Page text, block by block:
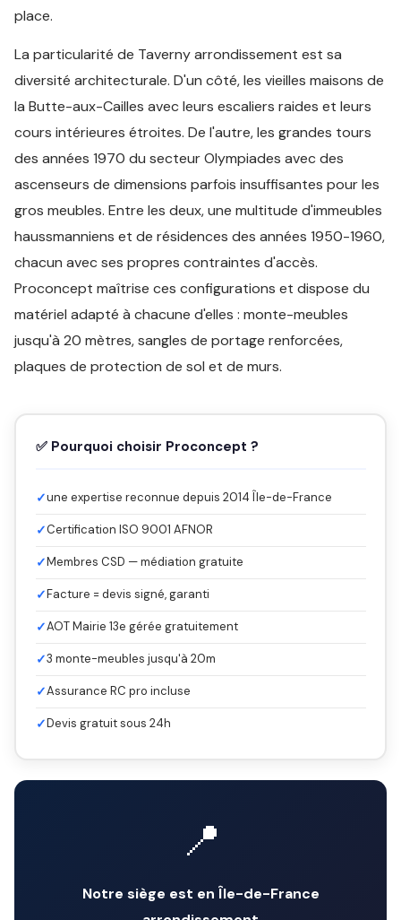
place.
La particularité de Taverny arrondissement est sa
diversité architecturale. D'un côté, les vieilles maisons de
la Butte-aux-Cailles avec leurs escaliers raides et leurs
cours intérieures étroites. De l'autre, les grandes tours
des années 1970 du secteur Olympiades avec des
ascenseurs de dimensions parfois insuffisantes pour les
gros meubles. Entre les deux, une multitude d'immeubles
haussmanniens et de résidences des années 1950-1960,
chacun avec ses propres contraintes d'accès.
Proconcept maîtrise ces configurations et dispose du
matériel adapté à chacune d'elles : monte-meubles
jusqu'à 20 mètres, sangles de portage renforcées,
plaques de protection de sol et de murs.
✅ Pourquoi choisir Proconcept ?
✓une expertise reconnue depuis 2014 Île-de-France
✓Certification ISO 9001 AFNOR
✓Membres CSD — médiation gratuite
✓Facture = devis signé, garanti
✓AOT Mairie 13e gérée gratuitement
✓3 monte-meubles jusqu'à 20m
✓Assurance RC pro incluse
✓Devis gratuit sous 24h
📍
Notre siège est en Île-de-France